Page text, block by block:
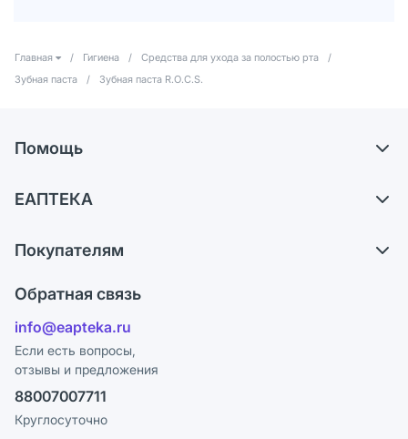
Главная / Гигиена / Средства для ухода за полостью рта
/
Зубная паста
/ Зубная паста R.O.C.S.
Помощь
Самовывоз из аптек
Ответы на вопросы
Блог
ЕАПТЕКА
Карьера
Поставщики
Лицензия
Реклама на сайте
Ваши товары на ЕАПТЕКЕ
Покупателям
Программа СберСпасибо
Политика конфиденциальности
Пользовательское соглашение
Политика рекомендаций
Обратная связь
info@eapteka.ru
Если есть вопросы,
отзывы и предложения
88007007711
Круглосуточно